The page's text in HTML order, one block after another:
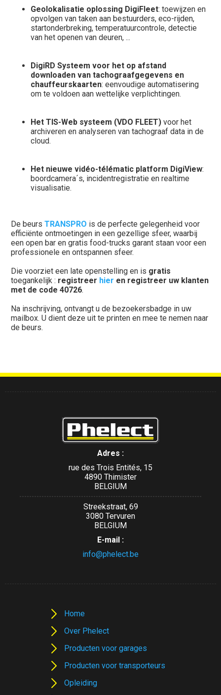
Geolokalisatie oplossing DigiFleet: toewijzen en
opvolgen van taken aan bestuurders, eco-rijden,
startonderbreking, temperatuurcontrole, detectie
van het openen van deuren, ...
DigiRD Systeem voor het op afstand
downloaden van tachograafgegevens en
chauffeurskaarten: eenvoudige automatisering
om te voldoen aan wettelijke verplichtingen.
Het TIS-Web systeem (VDO FLEET) voor het
archiveren en analyseren van tachograaf data in de
cloud.
Het nieuwe vidéo-télématic platform DigiView:
boordcamera´s, incidentregistratie en realtime
visualisatie.
De beurs TRANSPRO is de perfecte gelegenheid voor
efficiënte ontmoetingen in een gezellige sfeer, waarbij
een open bar en gratis food-trucks garant staan voor een
professionele en ontspannen sfeer.
Die voorziet een late openstelling en is gratis
toegankelijk : registreer hier en registreer uw klanten
met de code 40726.
Na inschrijving, ontvangt u de bezoekersbadge in uw
mailbox. U dient deze uit te printen en mee te nemen naar
de beurs.
Adres :
rue des Trois Entités, 15
4890 Thimister
BELGIUM
Streekstraat, 69
3080 Tervuren
BELGIUM
E-mail :
info@phelect.be
Home
Over Phelect
Producten voor garages
Producten voor transporteurs
Opleiding